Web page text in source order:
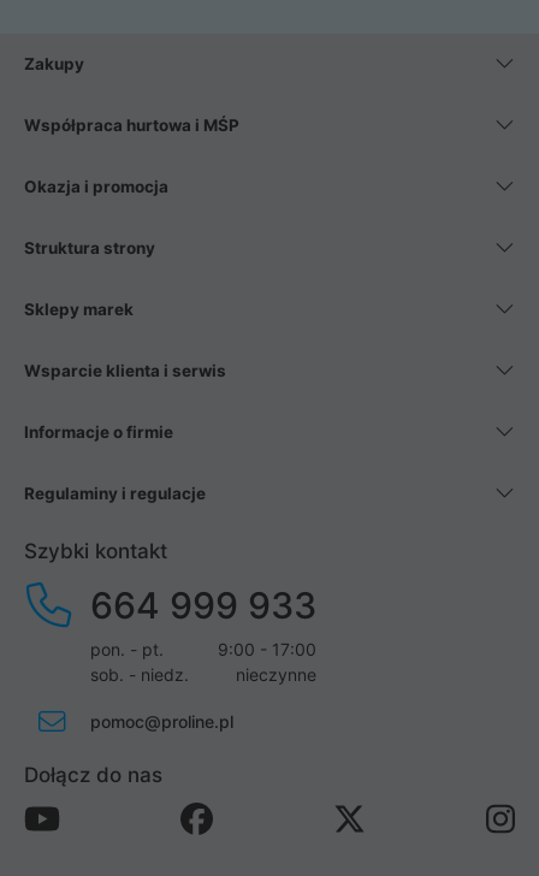
wentylatory. Na koniec mając już to wszystko, możesz
Zakupy
Współpraca hurtowa i MŚP
Okazja i promocja
Struktura strony
Sklepy marek
Wsparcie klienta i serwis
Informacje o firmie
Regulaminy i regulacje
Szybki kontakt
664 999 933
pon. - pt.
9:00 - 17:00
sob. - niedz.
nieczynne
pomoc@proline.pl
Dołącz do nas